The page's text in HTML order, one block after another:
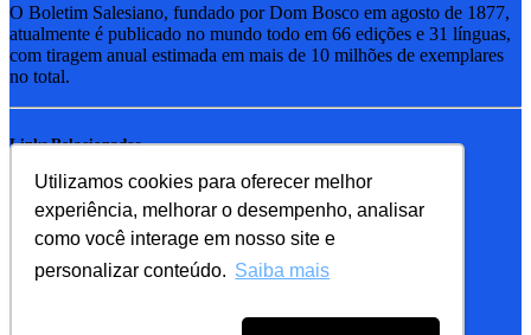
Utilizamos cookies para oferecer melhor
experiência, melhorar o desempenho, analisar
como você interage em nosso site e
personalizar conteúdo. Saiba mais
O Boletim Salesiano, fundado por Dom Bosco em agosto de 1877,
atualmente é publicado no mundo todo em 66 edições e 31 línguas,
com tiragem anual estimada em mais de 10 milhões de exemplares
no total.
Links Relacionados
RSB - Rede Salesiana Brasil
EDEBE - Editora
UPV - União pela Vida
Familia Salesiana
SDB - Salesianos de Dom Bosco